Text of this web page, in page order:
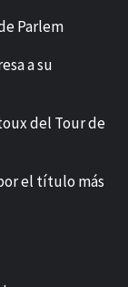
Parlem
a su
del Tour de
el título más